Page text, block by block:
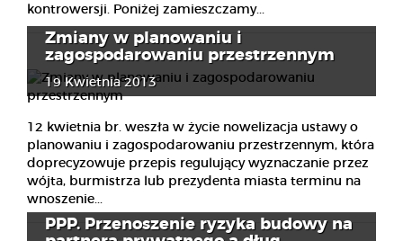
kontrowersji. Poniżej zamieszczamy...
Zmiany w planowaniu i
zagospodarowaniu przestrzennym
19 Kwietnia 2013
12 kwietnia br. weszła w życie nowelizacja ustawy o
planowaniu i zagospodarowaniu przestrzennym, która
doprecyzowuje przepis regulujący wyznaczanie przez
wójta, burmistrza lub prezydenta miasta terminu na
wnoszenie...
PPP. Przenoszenie ryzyka budowy na